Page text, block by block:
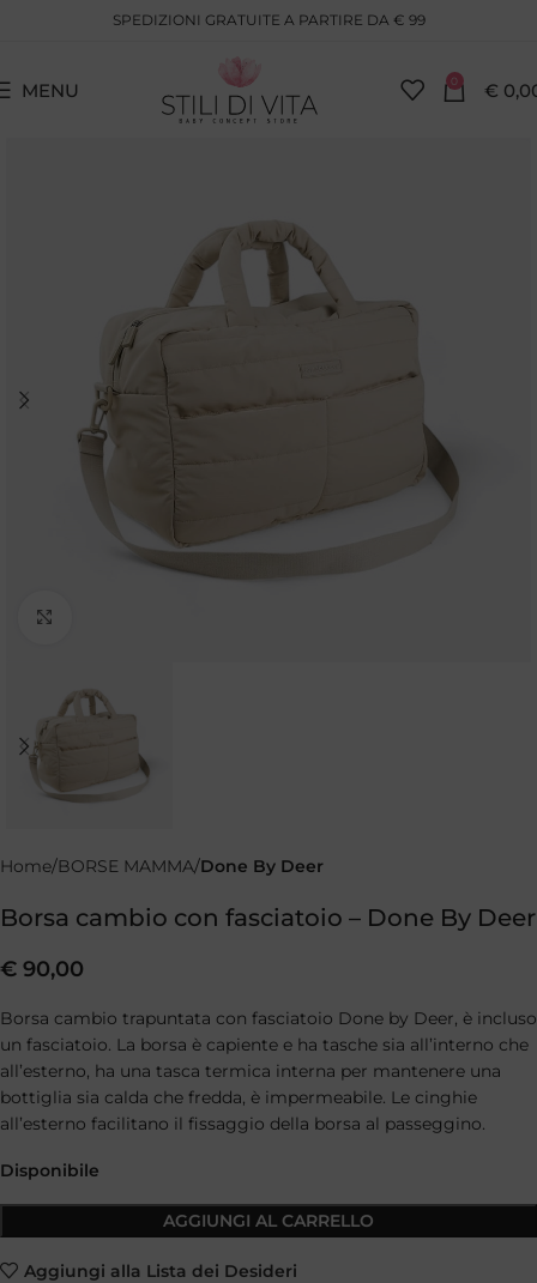
SPEDIZIONI GRATUITE A PARTIRE DA € 99
MENU 0 €
Home BORSE MAMMA Done By Deer
Borsa cambio con fasciatoio – Done By Deer
€ 90,00
Borsa cambio trapuntata con fasciatoio Done by Deer, è incluso
un fasciatoio. La borsa è capiente e ha tasche sia all’interno che
all’esterno, ha una tasca termica interna per mantenere una
bottiglia sia calda che fredda, è impermeabile. Le cinghie
all’esterno facilitano il fissaggio della borsa al passeggino.
Disponibile
AGGIUNGI AL CARRELLO
Aggiungi alla Lista dei Desideri